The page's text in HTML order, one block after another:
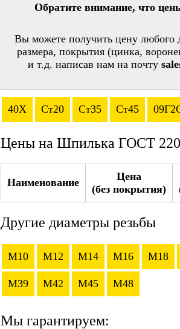
Обратите внимание, что
Вы можете получить цену любого
размера, покрытия (цинка,
и т.д. написав нам на почту
40Х Ст20 Ст35 Ст45
Цены на Шпилька ГОСТ
Наименование
Цена
(без покрытия)
Другие диаметры резьбы
M10 M12 M14 M16 M18
M39 M42 M45 M48
Мы гарантируем: